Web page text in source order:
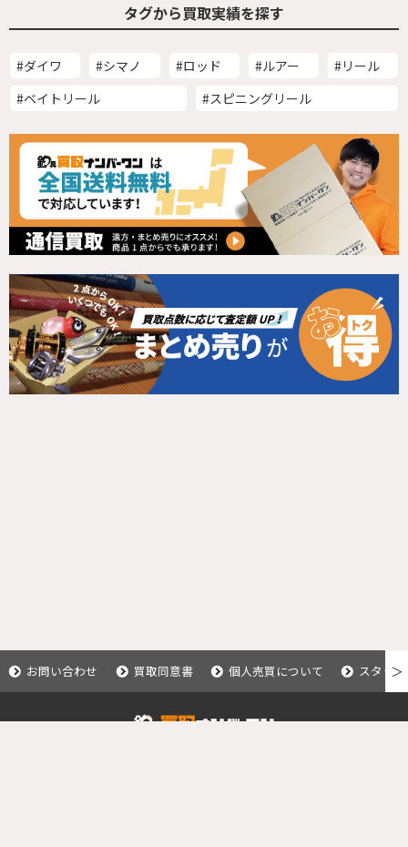
タグから買取実績を探す
#ダイワ #シマノ #ロッド #ルアー
#リール
#ベイトリール
#スピニングリール
お問い合わせ 買取同意書 個人売買について スタッ＞